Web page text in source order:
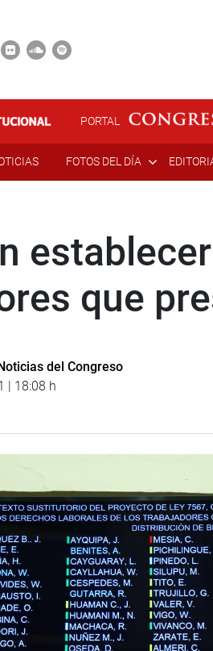
PORTAL
FOTOS DEL DÍA
que
del Congreso
| 18:08 h